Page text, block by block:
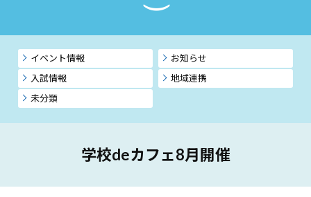
イベント情報
お知らせ
入試情報
地域連携
未分類
学校deカフェ8月開催